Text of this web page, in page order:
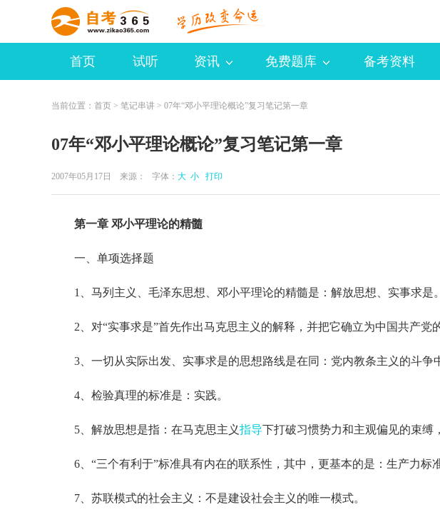
首页 试听 资讯 免费题库 备考资料
当前位置： 首页 > 笔记串讲 > 07年“邓小平理论概论”复习笔记第一章
07年“邓小平理论概论”复习笔记第一章
2007年05月17日 来源： 字体： 大 小 打印
第一章 邓小平理论的精髓
一、单项选择题
1、马列主义、毛泽东思想、邓小平理论的精髓是：解放思想、实事求是。
2、对“实事求是”首先作出马克思主义的解释，并把它确立为中国共产党
3、一切从实际出发、实事求是的思想路线是在同：党内教条主义的斗争
4、检验真理的标准是：实践。
5、解放思想是指：在马克思主义指导下打破习惯势力和主观偏见的束缚
6、“三个有利于”标准具有内在的联系性，其中，更基本的是：生产力标准
7、苏联模式的社会主义：不是建设社会主义的唯一模式。